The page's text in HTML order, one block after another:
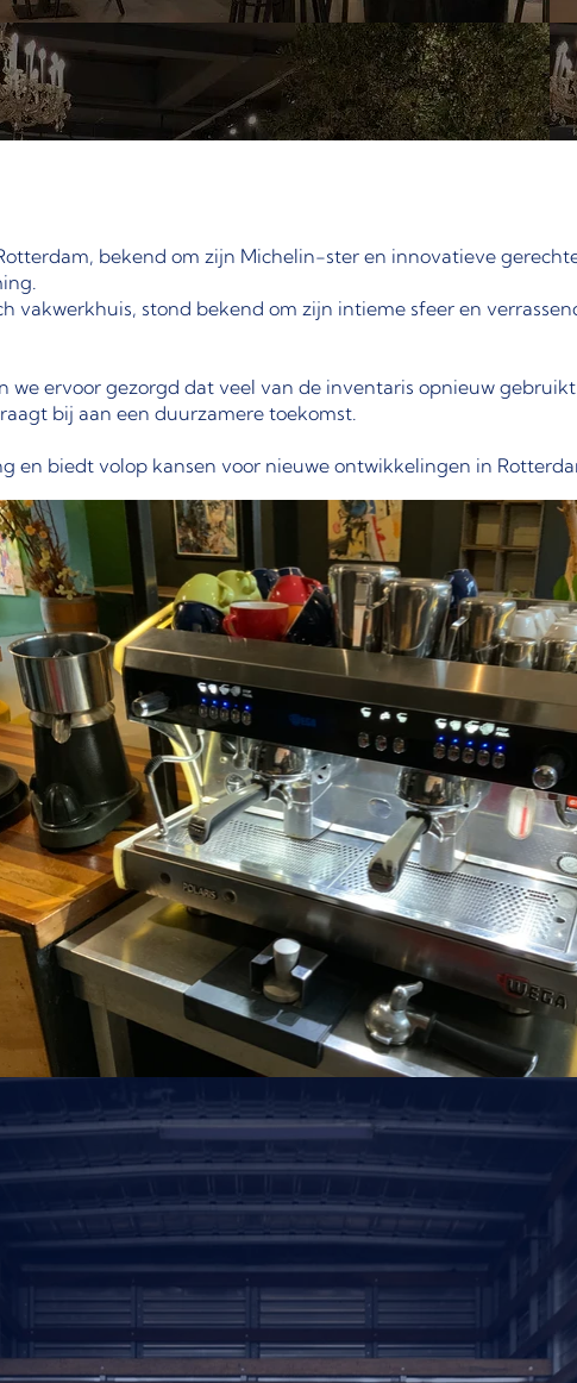
bekend om zijn Michelin-ster en innovatieve
vakwerkhuis, stond bekend om zijn intieme sfeer en
we ervoor gezorgd dat veel van de inventaris opnieuw
bij aan een duurzamere toekomst.
en biedt volop kansen voor nieuwe ontwikkelingen in